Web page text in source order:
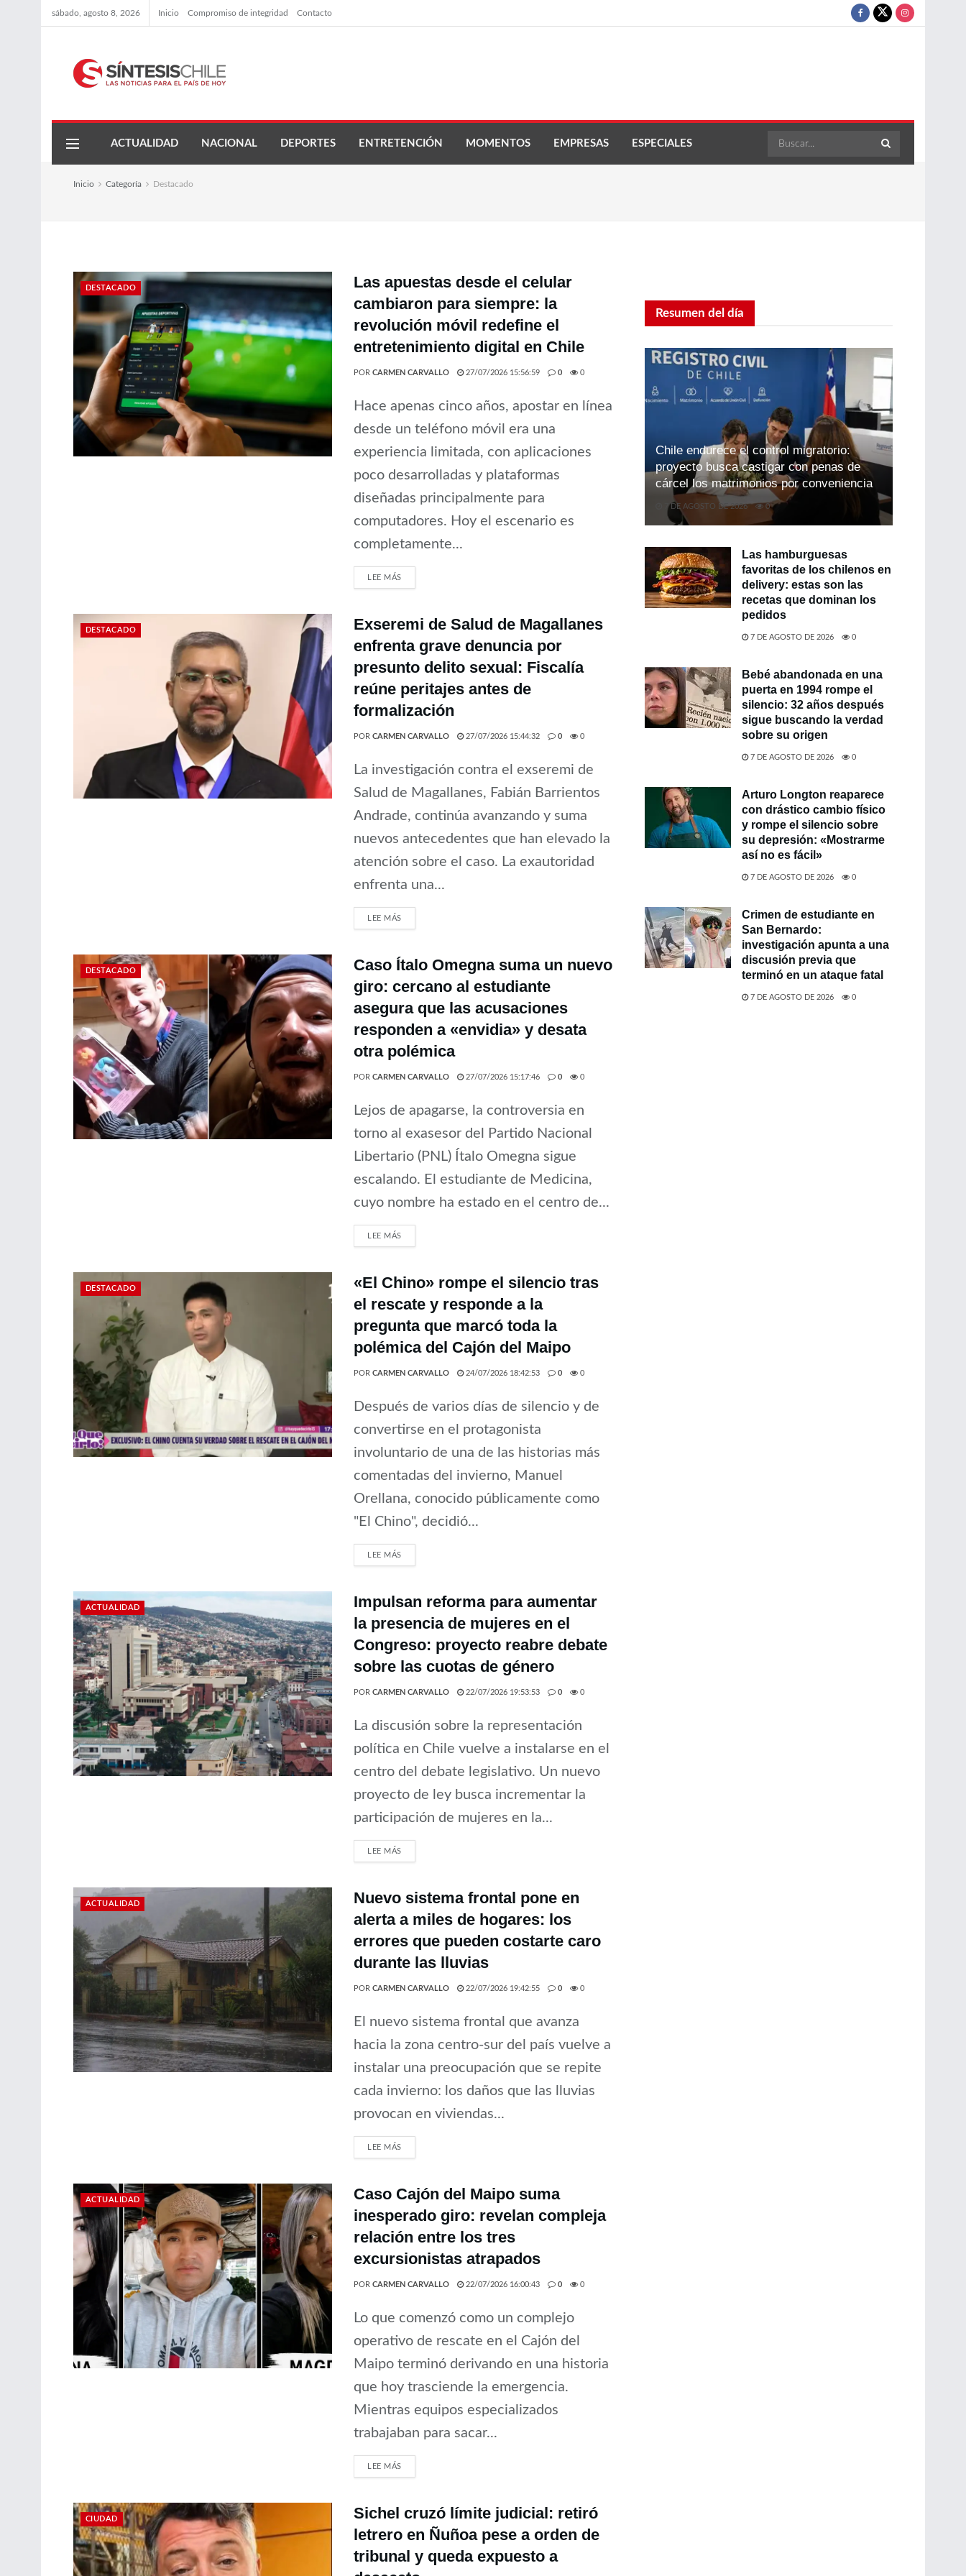
sábado, agosto 8, 2026 Inicio Compromiso de integridad Contacto
ACTUALIDAD NACIONAL DEPORTES ENTRETENCIÓN MOMENTOS EMPRESAS ESPECIALES
Inicio Categoría Destacado
DESTACADO
Las apuestas desde el celular
cambiaron para siempre: la
revolución móvil redefine el
entretenimiento digital en Chile
POR CARMEN CARVALLO 27/07/2026 15:56:59 0 0
Hace apenas cinco años, apostar en línea
desde un teléfono móvil era una
experiencia limitada, con aplicaciones
poco desarrolladas y plataformas
diseñadas principalmente para
computadores. Hoy el escenario es
completamente...
LEE MÁS
DESTACADO
Exseremi de Salud de Magallanes
enfrenta grave denuncia por
presunto delito sexual: Fiscalía
reúne peritajes antes de
formalización
POR CARMEN CARVALLO 27/07/2026 15:44:32 0 0
La investigación contra el exseremi de
Salud de Magallanes, Fabián Barrientos
Andrade, continúa avanzando y suma
nuevos antecedentes que han elevado la
atención sobre el caso. La exautoridad
enfrenta una...
LEE MÁS
DESTACADO
Caso Ítalo Omegna suma un nuevo
giro: cercano al estudiante
asegura que las acusaciones
responden a «envidia» y desata
otra polémica
POR CARMEN CARVALLO 27/07/2026 15:17:46 0 0
Lejos de apagarse, la controversia en
torno al exasesor del Partido Nacional
Libertario (PNL) Ítalo Omegna sigue
escalando. El estudiante de Medicina,
cuyo nombre ha estado en el centro de...
LEE MÁS
DESTACADO
«El Chino» rompe el silencio tras
el rescate y responde a la
pregunta que marcó toda la
polémica del Cajón del Maipo
POR CARMEN CARVALLO 24/07/2026 18:42:53 0 0
Después de varios días de silencio y de
convertirse en el protagonista
involuntario de una de las historias más
comentadas del invierno, Manuel
Orellana, conocido públicamente como
"El Chino", decidió...
LEE MÁS
ACTUALIDAD
Impulsan reforma para aumentar
la presencia de mujeres en el
Congreso: proyecto reabre debate
sobre las cuotas de género
POR CARMEN CARVALLO 22/07/2026 19:53:53 0 0
La discusión sobre la representación
política en Chile vuelve a instalarse en el
centro del debate legislativo. Un nuevo
proyecto de ley busca incrementar la
participación de mujeres en la...
LEE MÁS
ACTUALIDAD
Nuevo sistema frontal pone en
alerta a miles de hogares: los
errores que pueden costarte caro
durante las lluvias
POR CARMEN CARVALLO 22/07/2026 19:42:55 0 0
El nuevo sistema frontal que avanza
hacia la zona centro-sur del país vuelve a
instalar una preocupación que se repite
cada invierno: los daños que las lluvias
provocan en viviendas...
LEE MÁS
ACTUALIDAD
Caso Cajón del Maipo suma
inesperado giro: revelan compleja
relación entre los tres
excursionistas atrapados
POR CARMEN CARVALLO 22/07/2026 16:00:43 0 0
Lo que comenzó como un complejo
operativo de rescate en el Cajón del
Maipo terminó derivando en una historia
que hoy trasciende la emergencia.
Mientras equipos especializados
trabajaban para sacar...
LEE MÁS
CIUDAD
Sichel cruzó límite judicial: retiró
letrero en Ñuñoa pese a orden de
tribunal y queda expuesto a
Resumen del día
Chile endurece el control migratorio:
proyecto busca castigar con penas de
cárcel los matrimonios por conveniencia
7 DE AGOSTO DE 2026 0
Las hamburguesas
favoritas de los chilenos en
delivery: estas son las
recetas que dominan los
pedidos
7 DE AGOSTO DE 2026 0
Bebé abandonada en una
puerta en 1994 rompe el
silencio: 32 años después
sigue buscando la verdad
sobre su origen
7 DE AGOSTO DE 2026 0
Arturo Longton reaparece
con drástico cambio físico
y rompe el silencio sobre
su depresión: «Mostrarme
así no es fácil»
7 DE AGOSTO DE 2026 0
Crimen de estudiante en
San Bernardo:
investigación apunta a una
discusión previa que
terminó en un ataque fatal
7 DE AGOSTO DE 2026 0